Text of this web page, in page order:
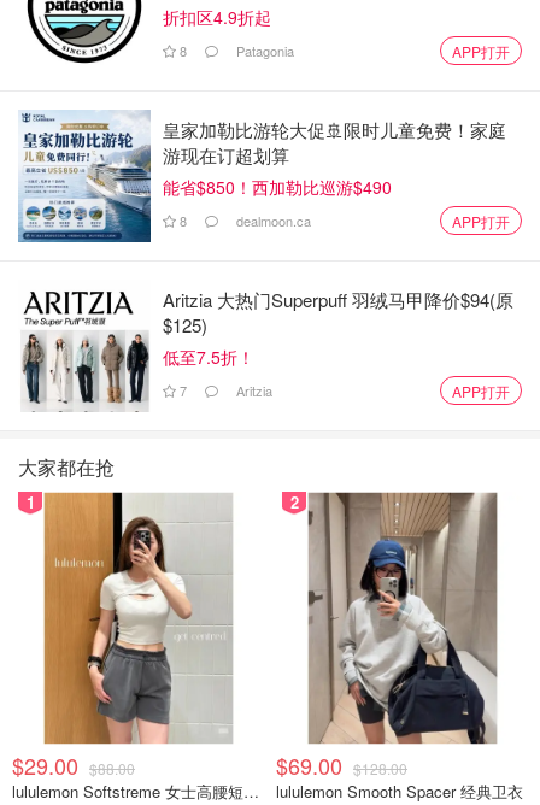
折扣区4.9折起
8 Patagonia APP打开
皇家加勒比游轮大促🚢限时儿童免费！家庭
游现在订超划算
能省$850！西加勒比巡游$490
8 dealmoon.ca APP打开
Aritzia 大热门Superpuff 羽绒马甲降价$94(原
$125)
低至7.5折！
7 Aritzia APP打开
大家都在抢
1
$29.00 $88.00
lululemon Softstreme 女士高腰短裤 10cm
2
$69.00 $128.00
lululemon Smooth Spacer 经典卫衣